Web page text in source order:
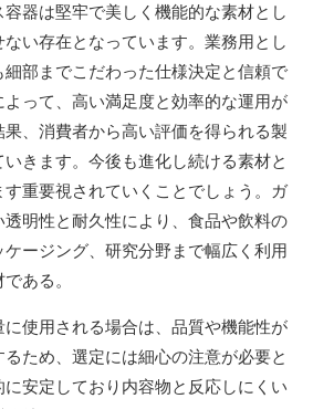
器は堅牢で美しく機能的な素材とし
い存在となっています。業務用とし
部までこだわった仕様決定と信頼で
って、高い満足度と効率的な運用が
、消費者から高い評価を得られる製
きます。今後も進化し続ける素材と
す重要視されていくことでしょう。ガ
明性と耐久性により、食品や飲料の
ージング、研究分野まで幅広く利用
ある。
使用される場合は、品質や機能性が
ため、選定には細心の注意が必要と
安定しており内容物と反応しにくい